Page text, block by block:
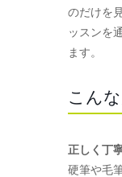
のだけを
ッスンを
ます。
こん
正しく丁
硬筆や毛